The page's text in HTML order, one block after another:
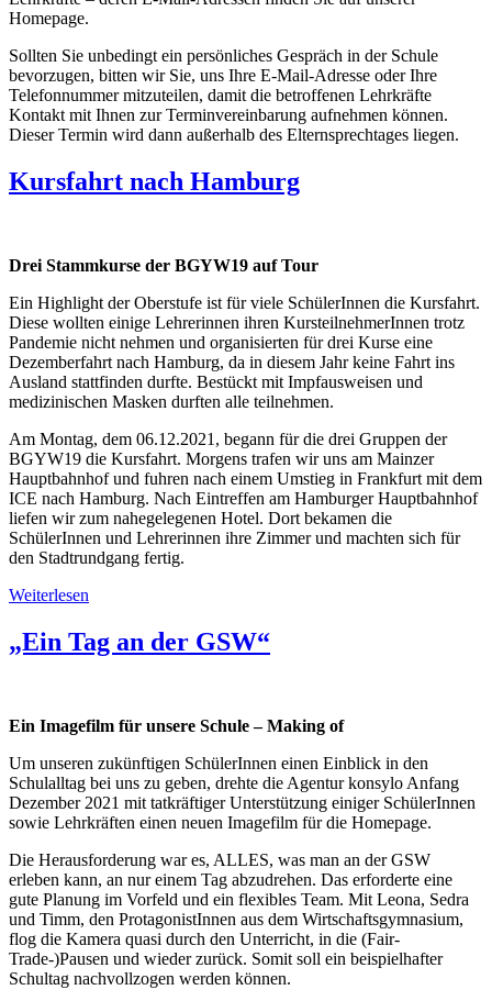
Homepage.
Sollten Sie unbedingt ein persönliches Gespräch in der Schule
bevorzugen, bitten wir Sie, uns Ihre E-Mail-Adresse oder Ihre
Telefonnummer mitzuteilen, damit die betroffenen Lehrkräfte
Kontakt mit Ihnen zur Terminvereinbarung aufnehmen können.
Dieser Termin wird dann außerhalb des Elternsprechtages liegen.
Kursfahrt nach Hamburg
Drei Stammkurse der BGYW19 auf Tour
Ein Highlight der Oberstufe ist für viele SchülerInnen die Kursfahrt.
Diese wollten einige Lehrerinnen ihren KursteilnehmerInnen trotz
Pandemie nicht nehmen und organisierten für drei Kurse eine
Dezemberfahrt nach Hamburg, da in diesem Jahr keine Fahrt ins
Ausland stattfinden durfte. Bestückt mit Impfausweisen und
medizinischen Masken durften alle teilnehmen.
Am Montag, dem 06.12.2021, begann für die drei Gruppen der
BGYW19 die Kursfahrt. Morgens trafen wir uns am Mainzer
Hauptbahnhof und fuhren nach einem Umstieg in Frankfurt mit dem
ICE nach Hamburg. Nach Eintreffen am Hamburger Hauptbahnhof
liefen wir zum nahegelegenen Hotel. Dort bekamen die
SchülerInnen und Lehrerinnen ihre Zimmer und machten sich für
den Stadtrundgang fertig.
Weiterlesen
„Ein Tag an der GSW“
Ein Imagefilm für unsere Schule – Making of
Um unseren zukünftigen SchülerInnen einen Einblick in den
Schulalltag bei uns zu geben, drehte die Agentur konsylo Anfang
Dezember 2021 mit tatkräftiger Unterstützung einiger SchülerInnen
sowie Lehrkräften einen neuen Imagefilm für die Homepage.
Die Herausforderung war es, ALLES, was man an der GSW
erleben kann, an nur einem Tag abzudrehen. Das erforderte eine
gute Planung im Vorfeld und ein flexibles Team. Mit Leona, Sedra
und Timm, den ProtagonistInnen aus dem Wirtschaftsgymnasium,
flog die Kamera quasi durch den Unterricht, in die (Fair-
Trade-)Pausen und wieder zurück. Somit soll ein beispielhafter
Schultag nachvollzogen werden können.